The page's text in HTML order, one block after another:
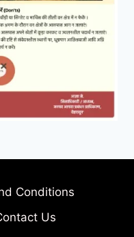
Conditions
Us